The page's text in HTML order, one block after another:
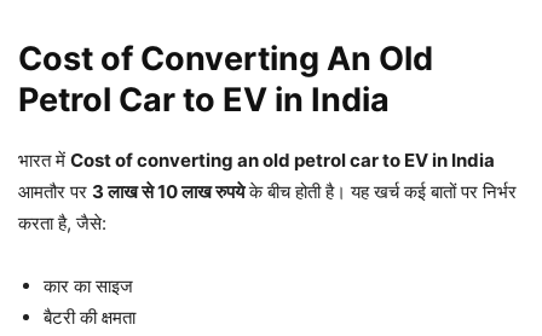
Cost of Converting An Old
Petrol Car to EV in India
भारत में Cost of converting an old petrol car to EV in India
आमतौर पर 3 लाख से 10 लाख रुपयेके बीच होती है। यह खर्च कई बातों पर निर्भर
करता है, जैसे:
कार का साइज
बैटरी की क्षमता